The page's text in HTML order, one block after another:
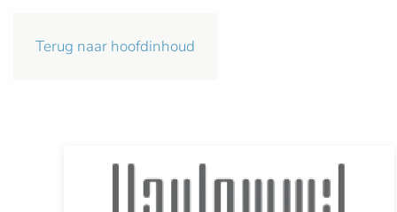
Terug naar hoofdinhoud